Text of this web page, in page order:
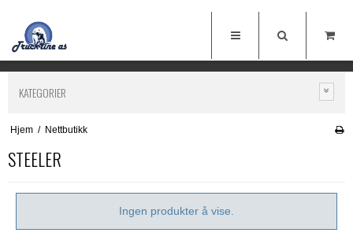
KATEGORIER
Hjem / Nettbutikk
STEELER
Ingen produkter å vise.